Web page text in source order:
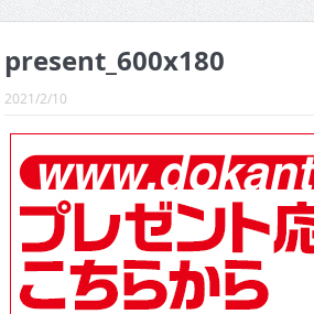
291号
290号
289号
288号
287号
286号
285号
294号
present_600x180
2021/2/10